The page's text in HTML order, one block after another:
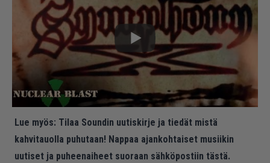
Lue myös: Tilaa Soundin uutiskirje ja tiedät mistä
kahvitauolla puhutaan! Nappaa ajankohtaiset musiikin
uutiset ja puheenaiheet suoraan sähköpostiin tästä.